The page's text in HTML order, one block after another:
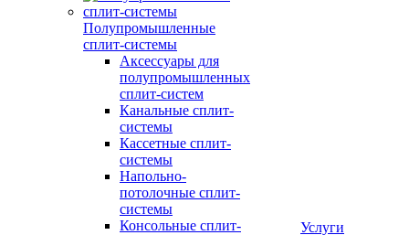
Полупромышленные
сплит-системы
Аксессуары для
полупромышленных
сплит-систем
Канальные сплит-
системы
Кассетные сплит-
системы
Напольно-
потолочные сплит-
системы
Консольные сплит-
Услуги